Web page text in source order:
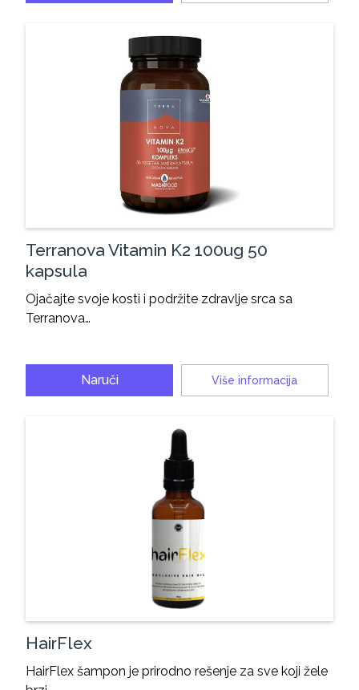
Terranova Vitamin K2 100ug 50
kapsula
Ojačajte svoje kosti i podržite zdravlje srca sa
Terranova…
Naruči Više informacija
HairFlex
HairFlex šampon je prirodno rešenje za sve koji žele